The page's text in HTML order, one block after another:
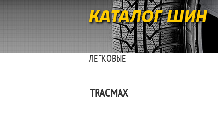
КАТАЛОГ ШИН
ЛЕГКОВЫЕ
TRACMAX